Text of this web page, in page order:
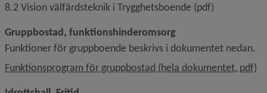
8.2 Vision välfärdsteknik i Trygghetsboende (pdf)
Gruppbostad, funktionshinderomsorg
Funktioner för gruppboende beskrivs i dokumentet nedan.
Funktionsprogram för gruppbostad (hela dokumentet, pdf)